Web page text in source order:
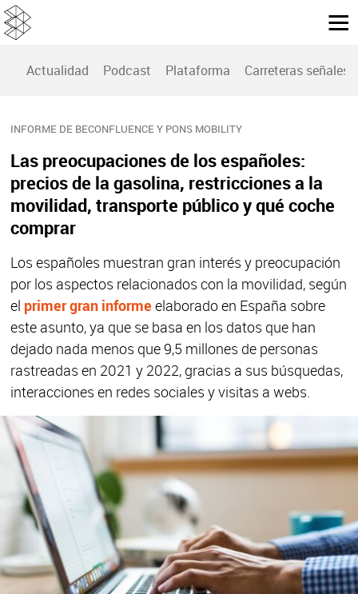
Actualidad Podcast Plataforma Carreteras señales
INFORME DE BECONFLUENCE Y PONS MOBILITY
Las preocupaciones de los españoles:
precios de la gasolina, restricciones a la
movilidad, transporte público y qué coche
comprar
Los españoles muestran gran interés y preocupación
por los aspectos relacionados con la movilidad, según
el primer gran informe elaborado en España sobre
este asunto, ya que se basa en los datos que han
dejado nada menos que 9,5 millones de personas
rastreadas en 2021 y 2022, gracias a sus búsquedas,
interacciones en redes sociales y visitas a webs.